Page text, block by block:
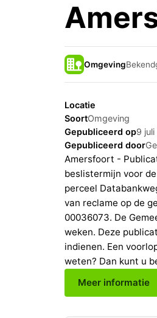
Omgeving
Locatie
SoortOmgeving
Gepubliceerd op9
Gepubliceerd door
Amersfoort -
beslistermijn voor
perceel
van reclame op de
00036073. De
weken. Deze
indienen. Een
weten? Dan kunt u
Meer informatie